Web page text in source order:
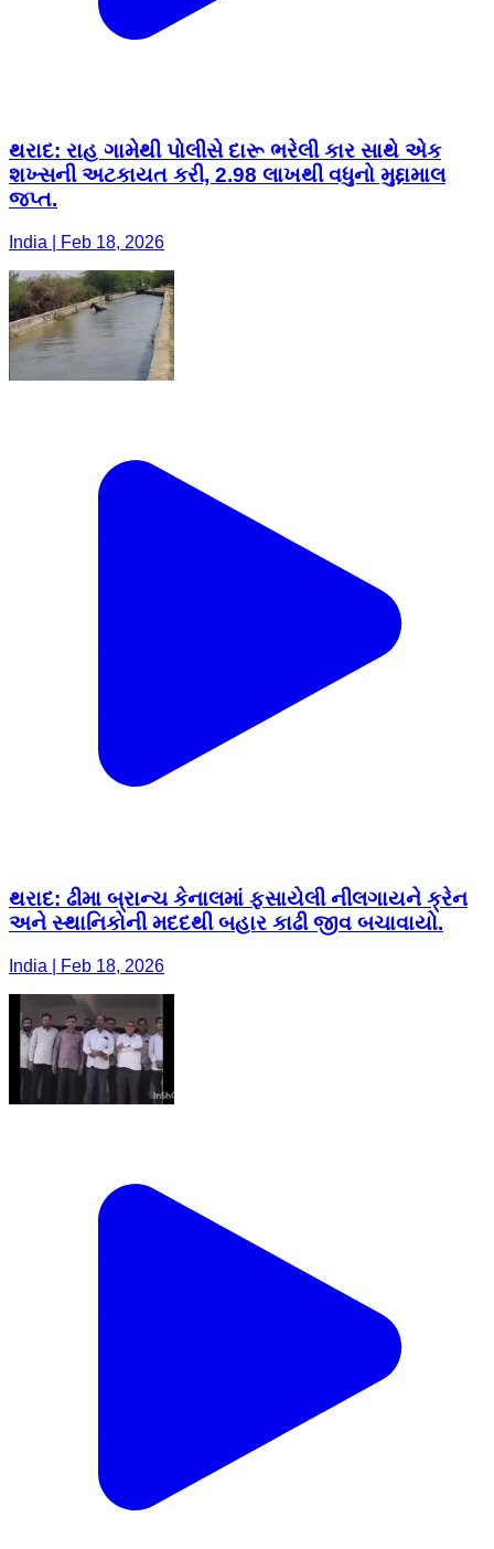
થરાદ: રાહ ગામેથી પોલીસે દારૂ ભરેલી કાર સાથે એક
શખ્સની અટકાયત કરી, 2.98 લાખથી વધુનો મુદ્દામાલ
જપ્ત.
India | Feb 18, 2026
થરાદ: ઢીમા બ્રાન્ચ કેનાલમાં ફસાયેલી નીલગાયને ક્રેન
અને સ્થાનિકોની મદદથી બહાર કાઢી જીવ બચાવાયો.
India | Feb 18, 2026